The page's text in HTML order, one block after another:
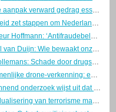
Betere aanpak verward gedrag essentieel voor veiligheid en risicobeheersing
Overheid zet stappen om Nederland weerbaar te maken
Directeur Hoffmann: ‘Antifraudebeleid begint met preventie’
Marcel van Duijn: Wie bewaakt onze DigiD? Tijd voor een Minister van Digitale Zaken
Kaj Hollemans: Schade door drugsgebruik voorkomen met verstandige keuzes
Gezamenlijke drone-verkenning: eerste stap naar één geïntegreerd luchtruimbeeld
Verkennend onderzoek wijst uit dat Nederlanders hun telefoon en fietsaccu veilig opladen
Individualisering van terrorisme maakt dreiging onvoorspelbaarder